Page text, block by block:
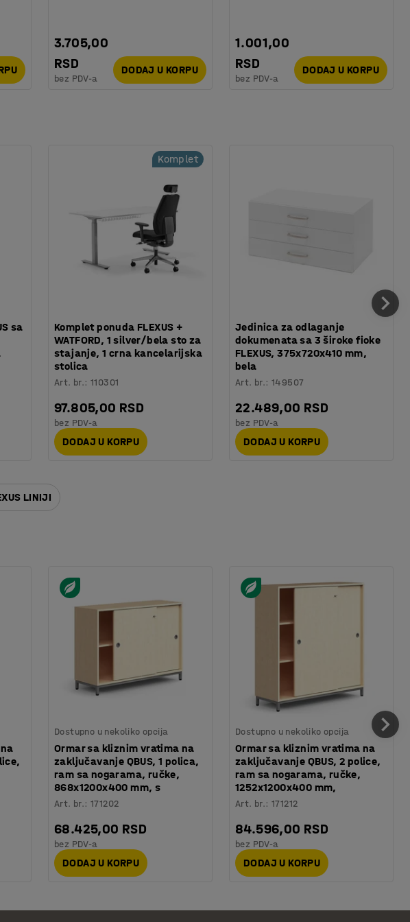
3.705,00
RSD
bez PDV-a
DODAJ U KORPU
1.001,00
RSD
bez PDV-a
DODAJ U KORPU
sa
Komplet
Komplet ponuda FLEXUS +
WATFORD, 1 silver/bela sto za
stajanje, 1 crna kancelarijska
stolica
Art. br.:110301
97.805,00 RSD
bez PDV-a
DODAJ U KORPU
Jedinica za odlaganje
dokumenata sa 3 široke fioke
FLEXUS, 375x720x410 mm,
bela
Art. br.:149507
22.489,00 RSD
bez PDV-a
DODAJ U KORPU
LINIJI
Dostupno u nekoliko opcija
Ormar sa kliznim vratima na
zaključavanje QBUS, 1 polica,
ram sa nogarama, ručke,
868x1200x400 mm, s
Art. br.:171202
68.425,00 RSD
bez PDV-a
DODAJ U KORPU
Dostupno u nekoliko opcija
Ormar sa kliznim vratima na
zaključavanje QBUS, 2 police,
ram sa nogarama, ručke,
1252x1200x400 mm,
Art. br.:171212
84.596,00 RSD
bez PDV-a
DODAJ U KORPU